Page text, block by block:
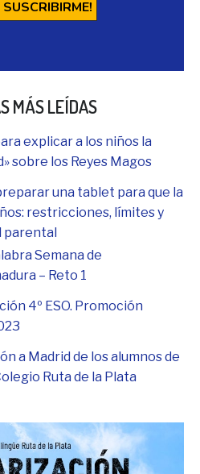
MÁS LEÍDAS
explicar a los niños la
sobre los Reyes Magos
una tablet para que la
restricciones, límites y
Semana de
– Reto 1
4º ESO. Promoción
a Madrid de los alumnos de
Ruta de la Plata